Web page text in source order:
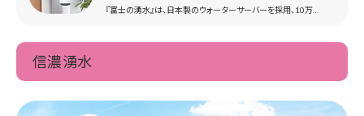
信濃湧水